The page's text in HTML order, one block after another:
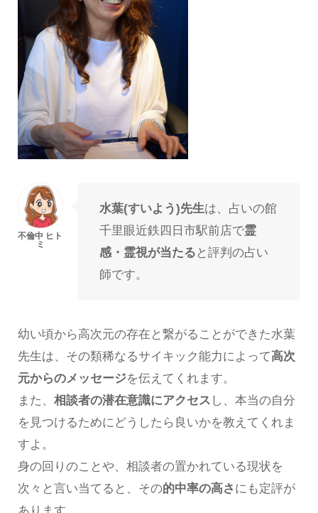
水葉(すいよう)先生は、占いの館
千里眼近鉄四日市駅前店で霊
感・霊視が当たる と評判の占い
師です。
幼い頃から高次元の存在と繋がることができた水葉
先生は、その類稀なるサイキック能力によって高次
元からのメッセージを伝えてくれます。
また、 相談者の潜在意識にアクセス し、本当の自分
を見つけるためにどうしたら良いかを教えてくれま
すよ。
身の回りのことや、相談者の置かれている現状を
次々と言い当てると、その的中率の高さ にも定評が